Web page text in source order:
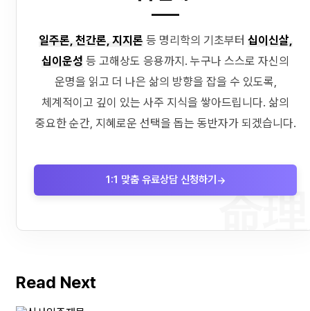
命理
일주론, 천간론, 지지론 등 명리학의 기초부터 십이신살,
십이운성 등 고해상도 응용까지. 누구나 스스로 자신의
운명을 읽고 더 나은 삶의 방향을 잡을 수 있도록,
체계적이고 깊이 있는 사주 지식을 쌓아드립니다. 삶의
중요한 순간, 지혜로운 선택을 돕는 동반자가 되겠습니다.
1:1 맞춤 유료상담 신청하기 →
Read Next